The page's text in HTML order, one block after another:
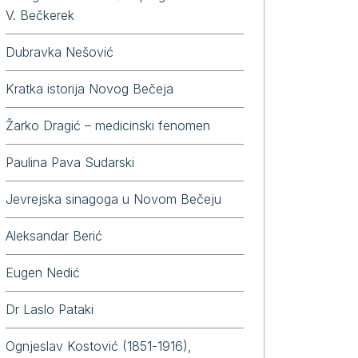
V. Bečkerek
Dubravka Nešović
Kratka istorija Novog Bečeja
Žarko Dragić – medicinski fenomen
Paulina Pava Sudarski
Jevrejska sinagoga u Novom Bečeju
Aleksandar Berić
Eugen Nedić
Dr Laslo Pataki
Ognjeslav Kostović (1851-1916),